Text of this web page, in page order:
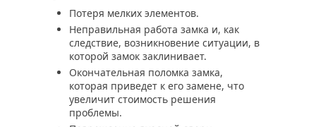
Потеря мелких элементов.
Неправильная работа замка и, как
следствие, возникновение ситуации, в
которой замок заклинивает.
Окончательная поломка замка,
которая приведет к его замене, что
увеличит стоимость решения
проблемы.